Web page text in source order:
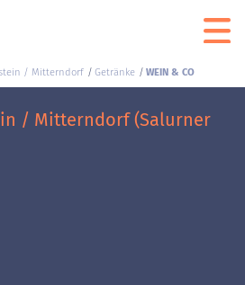
/ Mitterndorf Getränke WEIN & CO
/ Mitterndorf (Salurner